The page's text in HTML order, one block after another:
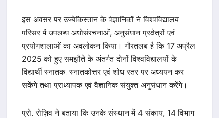
इस अवसर पर उज्बेकिस्तान के वैज्ञानिकों ने विश्वविद्यालय
परिसर में उपलब्ध अधोसंरचनाओं, अनुसंधान प्रक्षेत्रों एवं
प्रयोगशालाओं का अवलोकन किया। गौरतलब है कि 17 अप्रैल
2025 को हुए समझौते के अंतर्गत दोनों विश्वविद्यालयों के
विद्यार्थी स्नातक, स्नातकोत्तर एवं शोध स्तर पर अध्ययन कर
सकेंगे तथा प्राध्यापक एवं वैज्ञानिक संयुक्त अनुसंधान करेंगे।
प्रो. रोज़िव ने बताया कि उनके संस्थान में 4 संकाय, 14 विभाग